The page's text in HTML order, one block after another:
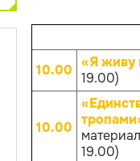
10.00 «Я живу
19.00)
10.00
19.00)